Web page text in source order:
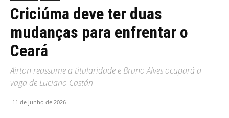
Criciúma deve ter duas
mudanças para enfrentar o
Ceará
Airton reassume a titularidade e Bruno Alves ocupará a
vaga de Luciano Castán
11 de junho de 2026